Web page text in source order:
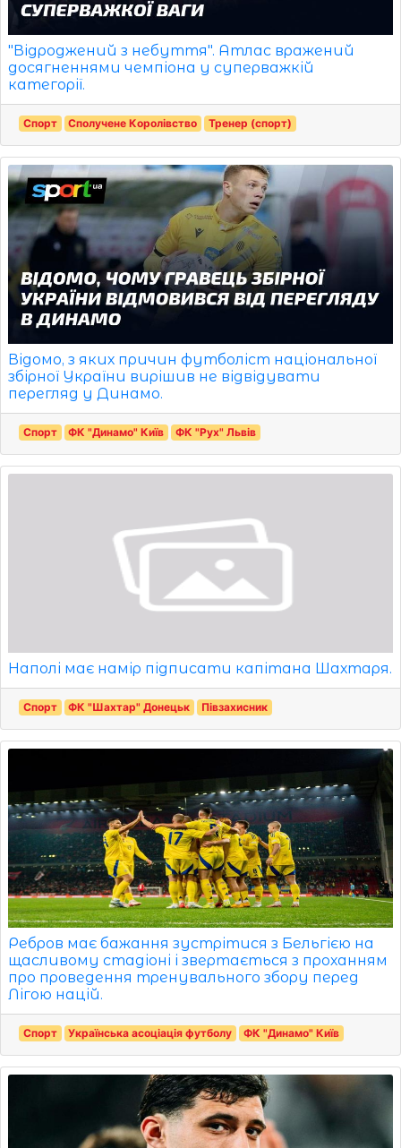
"Відроджений з небуття". Атлас вражений
досягненнями чемпіона у суперважкій
категорії.
Спорт Сполучене Королівство Тренер (спорт)
Відомо, з яких причин футболіст національної
збірної України вирішив не відвідувати
перегляд у Динамо.
Спорт ФК "Динамо" Київ ФК "Рух" Львів
Наполі має намір підписати капітана Шахтаря.
Спорт ФК "Шахтар" Донецьк Півзахисник
Ребров має бажання зустрітися з Бельгією на
щасливому стадіоні і звертається з проханням
про проведення тренувального збору перед
Лігою націй.
Спорт Українська асоціація футболу ФК "Динамо" Київ